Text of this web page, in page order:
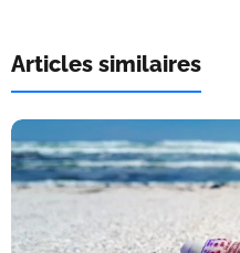
Articles similaires